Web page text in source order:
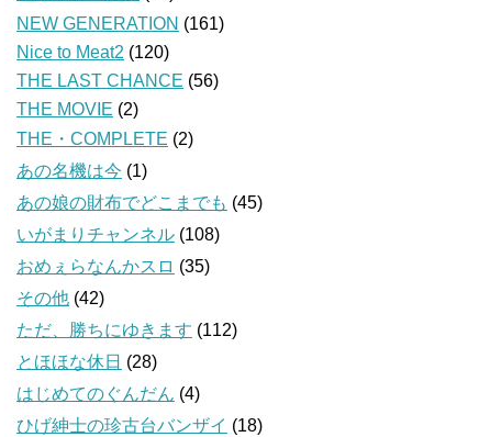
NEW GENERATION (161)
Nice to Meat2 (120)
THE LAST CHANCE (56)
THE MOVIE (2)
THE・COMPLETE (2)
あの名機は今 (1)
あの娘の財布でどこまでも (45)
いがまりチャンネル (108)
おめぇらなんかスロ (35)
その他 (42)
ただ、勝ちにゆきます (112)
とほほな休日 (28)
はじめてのぐんだん (4)
ひげ紳士の珍古台バンザイ (18)